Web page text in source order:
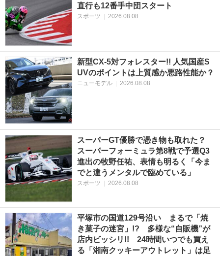
直行も12番手中団スタート
スポーツ 2026.08.08
新型CX-5対フォレスター!! 人気国産S
UVのポイントは上質感か悪路性能か？
ニューモデル 2026.08.08
スーパーGT優勝で憑き物も取れた？
スーパーフォーミュラ第8戦で予選Q3
進出の牧野任祐、表情も明るく「今ま
でと違うメンタルで臨めている」
スポーツ 2026.08.08
平塚市の国道129号沿い まるで「焼
き菓子の迷宮」!? 多様な“自販機”が
店内ビッシリ!! 24時間いつでも買え
る「湘南クッキーアウトレット」は足